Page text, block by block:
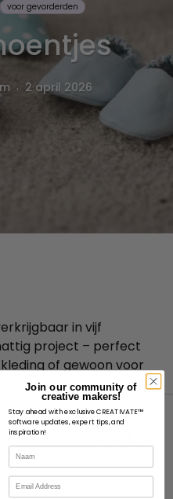
voor gevorderden
. 2 april 2026
in vijf
project – perfect
of gewoon voor
Join our community of
creative makers!
Stay ahead with exclusive CREATIVATE™
software updates, expert tips, and
inspiration!
Naam
E-mail